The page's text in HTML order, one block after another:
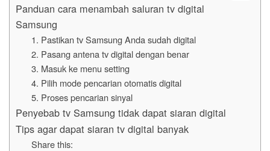
Panduan cara menambah saluran tv digital
Samsung
1. Pastikan tv Samsung Anda sudah digital
2. Pasang antena tv digital dengan benar
3. Masuk ke menu setting
4. Pilih mode pencarian otomatis digital
5. Proses pencarian sinyal
Penyebab tv Samsung tidak dapat siaran digital
Tips agar dapat siaran tv digital banyak
Share this: